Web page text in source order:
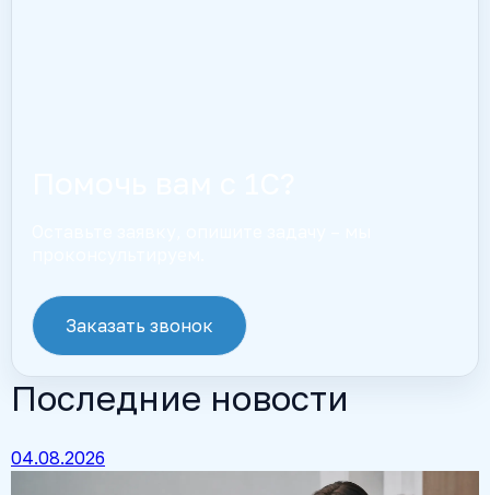
Заказать звонок
Последние новости
04.08.2026